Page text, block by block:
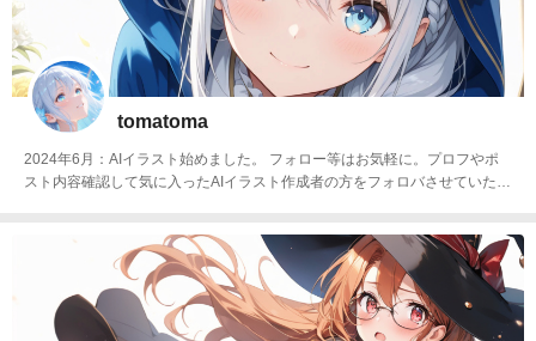
tomatoma
2024年6月：AIイラスト始めました。 フォロー等はお気軽に。プロフやポ
スト内容確認して気に入ったAIイラスト作成者の方をフォロバさせていただ